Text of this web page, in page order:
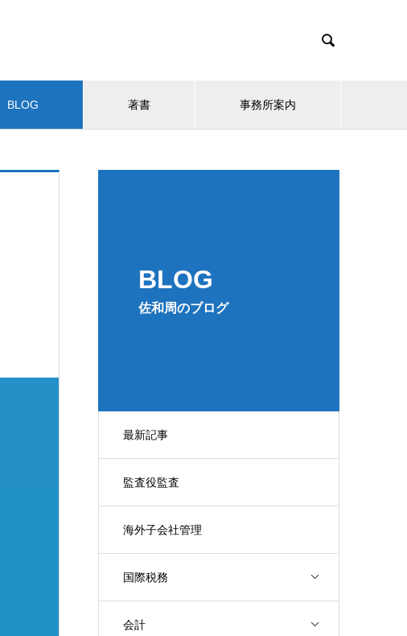

BLOG 著書 事務所案内
BLOG
佐和周のブログ
最新記事
監査役監査
海外子会社管理
国際税務
会計